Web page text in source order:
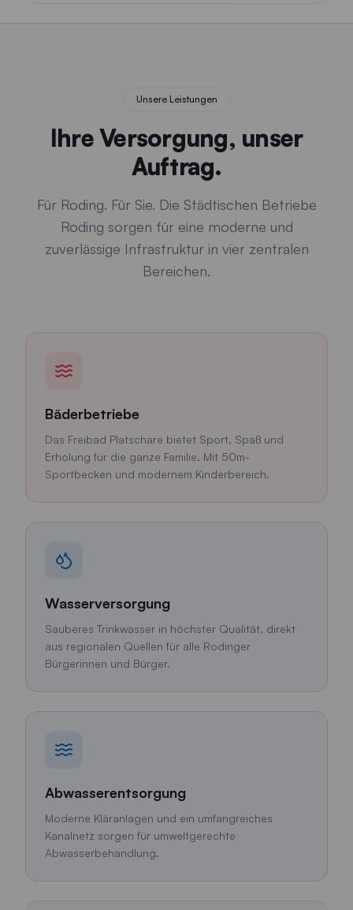
Unsere Leistungen
Ihre Versorgung, unser
Auftrag.
Für Roding. Für Sie. Die Städtischen Betriebe
Roding sorgen für eine moderne und
zuverlässige Infrastruktur in vier zentralen
Bereichen.
Bäderbetriebe
Das Freibad Platschare bietet Sport, Spaß und
Erholung für die ganze Familie. Mit 50m-
Sportbecken und modernem Kinderbereich.
Wasserversorgung
Sauberes Trinkwasser in höchster Qualität, direkt
aus regionalen Quellen für alle Rodinger
Bürgerinnen und Bürger.
Abwasserentsorgung
Moderne Kläranlagen und ein umfangreiches
Kanalnetz sorgen für umweltgerechte
Abwasserbehandlung.